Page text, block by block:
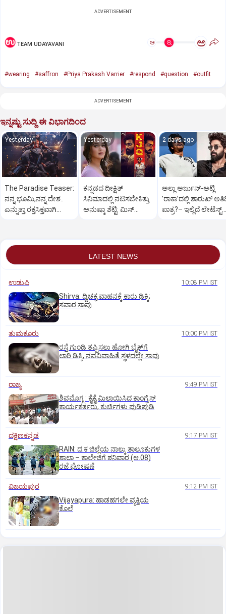
ADVERTISEMENT
TEAM UDAYAVANI ಅ ಅ
#wearing #saffron #Priya Prakash Varrier #respond #question #outfit
ADVERTISEMENT
ಇನ್ನಷ್ಟು ಸುದ್ದಿ ಈ ವಿಭಾಗದಿಂದ
Yesterday
The Paradise Teaser:
ನನ್ನ ಭೂಮಿ,ನನ್ನ ದೇಶ..
ಎನ್ನುತ್ತಾ ರಕ್ತಸಿಕ್ತವಾಗಿ
Yesterday
ಕನ್ನಡದ ದೀಕ್ಷಿತ್‌
ಸಿನಿಮಾದಲ್ಲಿ ನಟಿಸಬೇಕಿತ್ತು
ಅನುಷ್ಕಾ ಶೆಟ್ಟಿ: ಮಿಸ್‌
2 days ago
ಅಲ್ಲು ಅರ್ಜುನ್‌-ಅಟ್ಲಿ
ʼರಾಕಾʼದಲ್ಲಿ ಶಾರುಖ್‌
ಪಾತ್ರ?– ಇಲ್ಲಿದೆ ಲೇಟೆಸ್ಟ್‌
LATEST NEWS
ಉಡುಪಿ 10:08 PM IST
Shirva: ದ್ವಿಚಕ್ರ ವಾಹನಕ್ಕೆ ಕಾರು ಢಿಕ್ಕಿ;
ಸವಾರ ಸಾವು
ತುಮಕೂರು 10:00 PM IST
ರಸ್ತೆ ಗುಂಡಿ ತಪ್ಪಿಸಲು ಹೋಗಿ ಬೈಕ್‌ಗೆ
ಲಾರಿ ಡಿಕ್ಕಿ, ನವವಿವಾಹಿತೆ ಸ್ಥಳದಲ್ಲೇ ಸಾವು
ರಾಜ್ಯ 9:49 PM IST
ಶಿವಮೊಗ್ಗ : ಕೈಕೈ ಮಿಲಾಯಿಸಿದ ಕಾಂಗ್ರೆಸ್
ಕಾರ್ಯಕರ್ತರು, ಕುರ್ಚಿಗಳು ಪುಡಿಪುಡಿ
ದಕ್ಷಿಣಕನ್ನಡ 9:17 PM IST
RAIN: ದ.ಕ ಜಿಲ್ಲೆಯ ನಾಲ್ಕು ತಾಲೂಕುಗಳ
ಶಾಲಾ – ಕಾಲೇಜಿಗೆ ಶನಿವಾರ (ಆ.08)
ರಜೆ ಘೋಷಣೆ
ವಿಜಯಪುರ 9:12 PM IST
Vijayapura: ಹಾಡಹಗಲೇ ವ್ಯಕ್ತಿಯ
ಕೊಲೆ